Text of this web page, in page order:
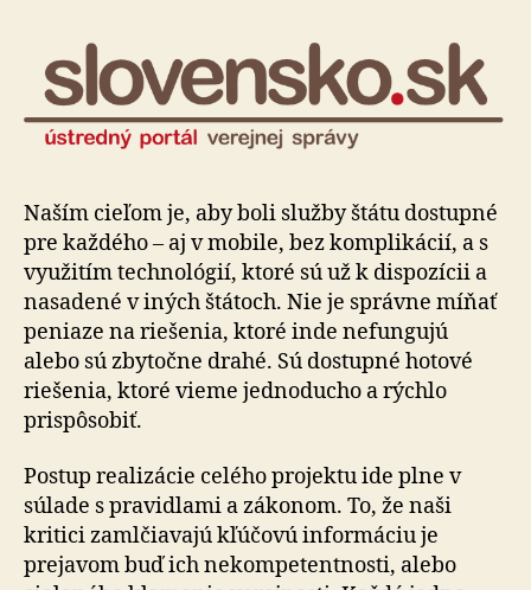
Naším cieľom je, aby boli služby štátu dostupné
pre každého – aj v mobile, bez komplikácií, a s
využitím technológií, ktoré sú už k dispozícii a
nasadené v iných štátoch. Nie je správne míňať
peniaze na riešenia, ktoré inde nefungujú
alebo sú zbytočne drahé. Sú dostupné hotové
riešenia, ktoré vieme jednoducho a rýchlo
prispôsobiť.
Postup realizácie celého projektu ide plne v
súlade s pravidlami a zákonom. To, že naši
kritici zamlčiavajú kľúčovú informáciu je
prejavom buď ich ne­kom­pe­ten­tnos­ti, alebo